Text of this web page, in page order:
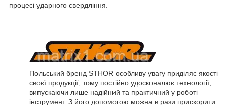
процесі ударного свердління.
Польський бренд STHOR особливу увагу приділяє якості
своєї продукції, тому постійно удосконалює технології,
випускаючи лише надійний та практичний у роботі
інструмент. З його допомогою можна в рази прискорити